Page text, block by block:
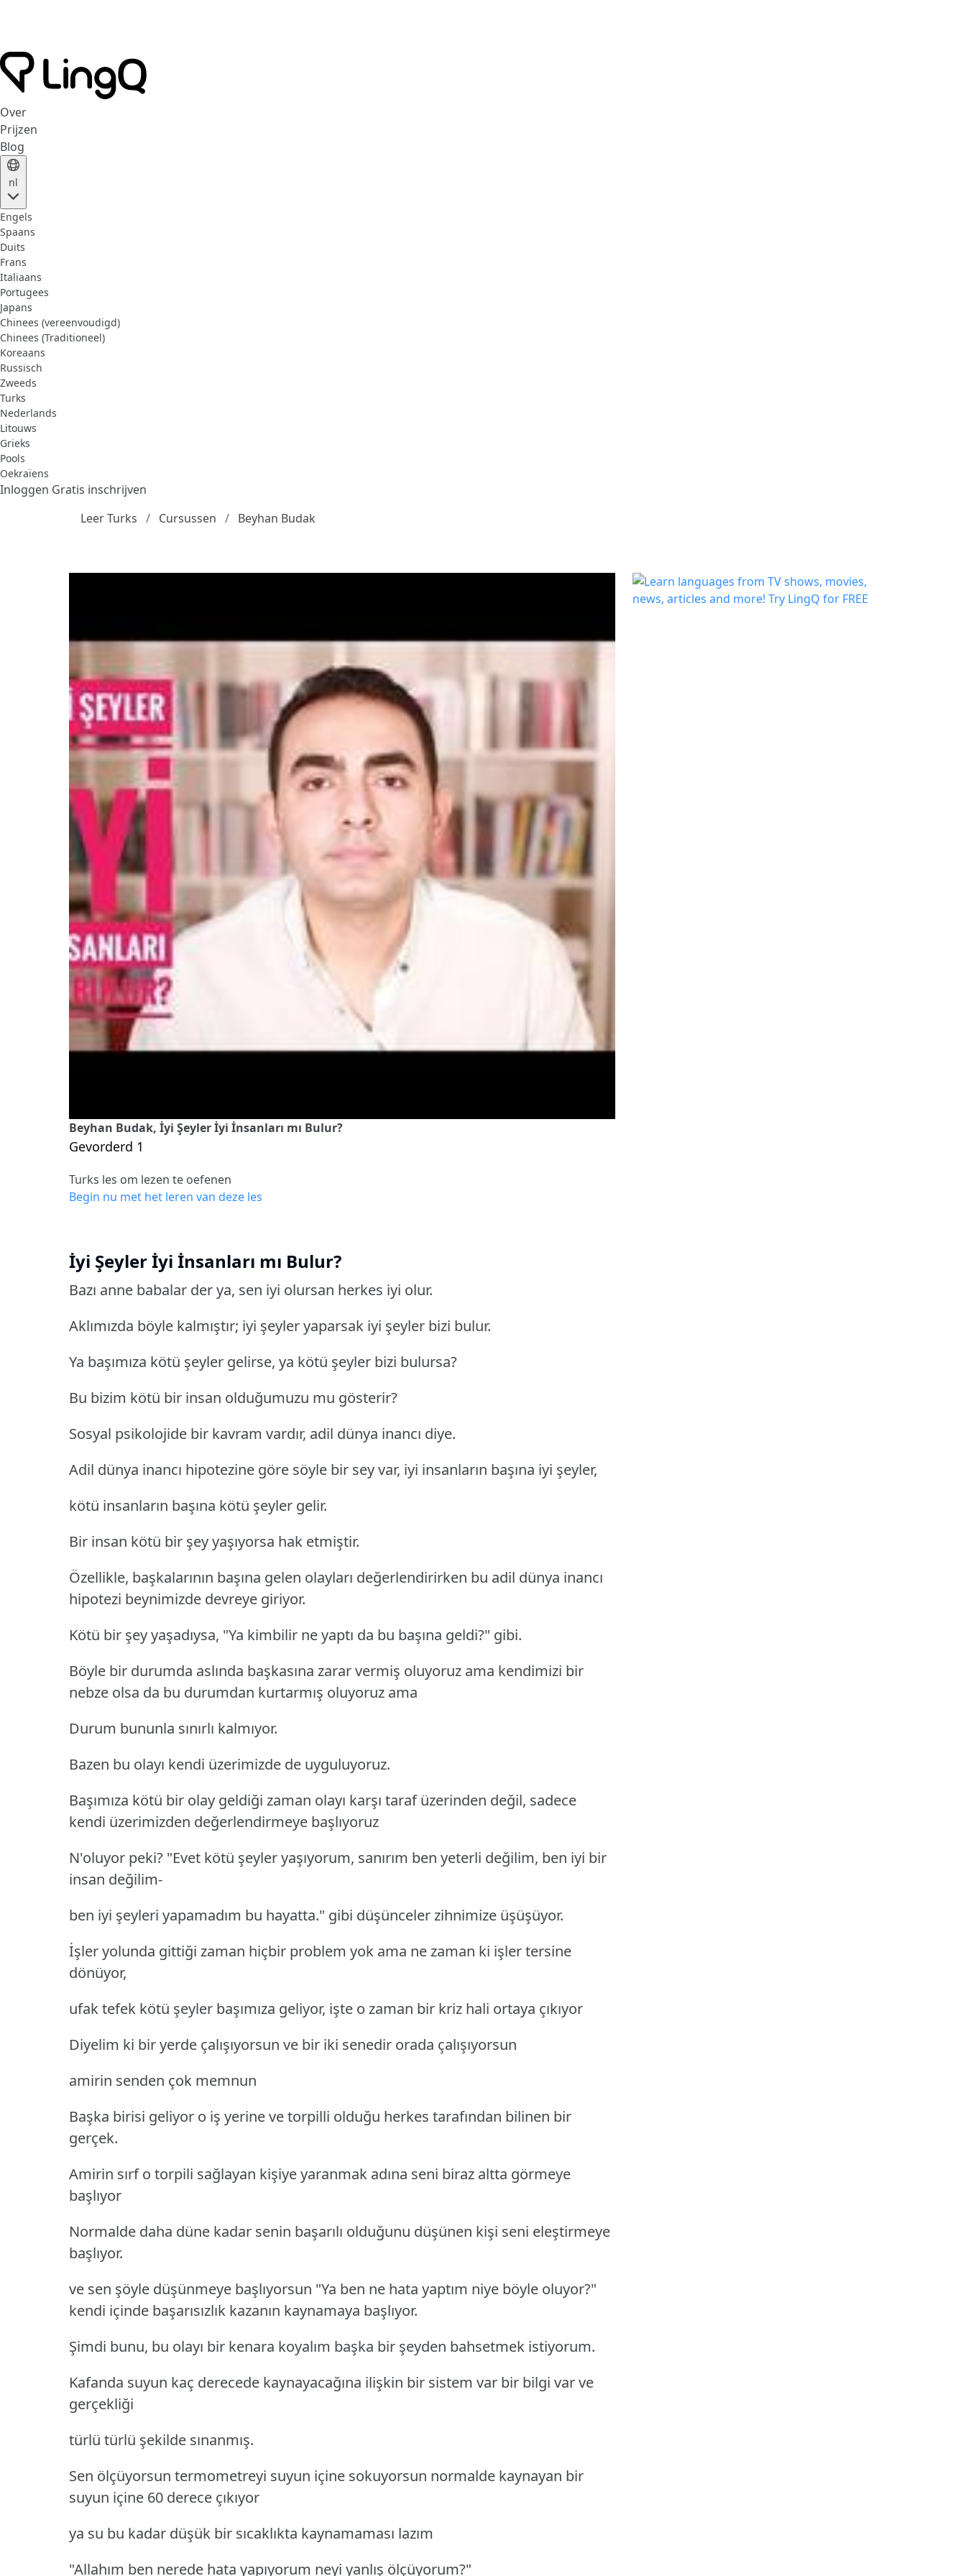
Over
Prijzen
Blog
nl
Engels
Spaans
Duits
Frans
Italiaans
Portugees
Japans
Chinees (vereenvoudigd)
Chinees (Traditioneel)
Koreaans
Russisch
Zweeds
Turks
Nederlands
Litouws
Grieks
Pools
Oekraïens
Inloggen Gratis inschrijven
Leer Turks
Cursussen Beyhan Budak
Beyhan Budak, İyi Şeyler İyi İnsanları mı Bulur?
Gevorderd 1
Turks les om lezen te oefenen
Begin nu met het leren van deze les
İyi Şeyler İyi İnsanları mı Bulur?
Bazı anne babalar der ya, sen iyi olursan herkes iyi olur.
Aklımızda böyle kalmıştır; iyi şeyler yaparsak iyi şeyler bizi bulur.
Ya başımıza kötü şeyler gelirse, ya kötü şeyler bizi bulursa?
Bu bizim kötü bir insan olduğumuzu mu gösterir?
Sosyal psikolojide bir kavram vardır, adil dünya inancı diye.
Adil dünya inancı hipotezine göre söyle bir sey var, iyi insanların başına iyi şeyler,
kötü insanların başına kötü şeyler gelir.
Bir insan kötü bir şey yaşıyorsa hak etmiştir.
Özellikle, başkalarının başına gelen olayları değerlendirirken bu adil dünya inancı
hipotezi beynimizde devreye giriyor.
Kötü bir şey yaşadıysa, "Ya kimbilir ne yaptı da bu başına geldi?" gibi.
Böyle bir durumda aslında başkasına zarar vermiş oluyoruz ama kendimizi bir
nebze olsa da bu durumdan kurtarmış oluyoruz ama
Durum bununla sınırlı kalmıyor.
Bazen bu olayı kendi üzerimizde de uyguluyoruz.
Başımıza kötü bir olay geldiği zaman olayı karşı taraf üzerinden değil, sadece
kendi üzerimizden değerlendirmeye başlıyoruz
N'oluyor peki? "Evet kötü şeyler yaşıyorum, sanırım ben yeterli değilim, ben iyi bir
insan değilim-
ben iyi şeyleri yapamadım bu hayatta." gibi düşünceler zihnimize üşüşüyor.
İşler yolunda gittiği zaman hiçbir problem yok ama ne zaman ki işler tersine
dönüyor,
ufak tefek kötü şeyler başımıza geliyor, işte o zaman bir kriz hali ortaya çıkıyor
Diyelim ki bir yerde çalışıyorsun ve bir iki senedir orada çalışıyorsun
amirin senden çok memnun
Başka birisi geliyor o iş yerine ve torpilli olduğu herkes tarafından bilinen bir
gerçek.
Amirin sırf o torpili sağlayan kişiye yaranmak adına seni biraz altta görmeye
başlıyor
Normalde daha düne kadar senin başarılı olduğunu düşünen kişi seni eleştirmeye
başlıyor.
ve sen şöyle düşünmeye başlıyorsun "Ya ben ne hata yaptım niye böyle oluyor?"
kendi içinde başarısızlık kazanın kaynamaya başlıyor.
Şimdi bunu, bu olayı bir kenara koyalım başka bir şeyden bahsetmek istiyorum.
Kafanda suyun kaç derecede kaynayacağına ilişkin bir sistem var bir bilgi var ve
gerçekliği
türlü türlü şekilde sınanmış.
Sen ölçüyorsun termometreyi suyun içine sokuyorsun normalde kaynayan bir
suyun içine 60 derece çıkıyor
ya su bu kadar düşük bir sıcaklıkta kaynamaması lazım
"Allahım ben nerede hata yapıyorum neyi yanlış ölçüyorum?"